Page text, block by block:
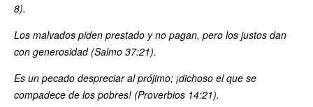
8).
Los malvados piden prestado y no pagan, pero los justos dan
con generosidad (Salmo 37:21).
Es un pecado despreciar al prójimo; ¡dichoso el que se
compadece de los pobres! (Proverbios 14:21).